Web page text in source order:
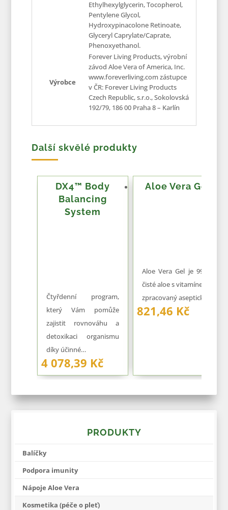
Ethylhexylglycerin, Tocopherol,
Pentylene Glycol,
Hydroxypinacolone Retinoate,
Glyceryl Caprylate/Caprate,
Phenoxyethanol.
Výrobce
Forever Living Products, výrobní
závod Aloe Vera of America, Inc.
www.foreverliving.com zástupce
v ČR: Forever Living Products
Czech Republic, s.r.o., Sokolovská
192/79, 186 00 Praha 8 – Karlín
Další skvělé produkty
DX4™ Body
Balancing
System
Čtyřdenní program,
který Vám pomůže
zajistit rovnováhu a
detoxikaci organismu
díky účinné…
4 078,39 Kč
Aloe Vera Gel
Aloe Vera Gel je 99,7%
čisté aloe s vitamínem C
zpracovaný asepticky…
821,46 Kč
PRODUKTY
Balíčky
Podpora imunity
Nápoje Aloe Vera
Kosmetika (péče o pleť)